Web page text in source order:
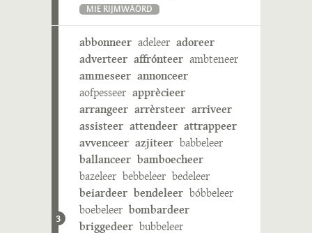
MIE RIJMWÄÖRD
3
abbonneer adeleer adoreer
adverteer affrónteer ambteneer
ammeseer annonceer
aofpesseer apprècieer
arrangeer arrèrsteer arriveer
assisteer attendeer attrappeer
avvenceer azjiteer babbeleer
ballanceer bamboecheer
bazeleer bebbeleer bedeleer
beiardeer bendeleer bóbbeleer
boebeleer bombardeer
briggedeer bubbeleer